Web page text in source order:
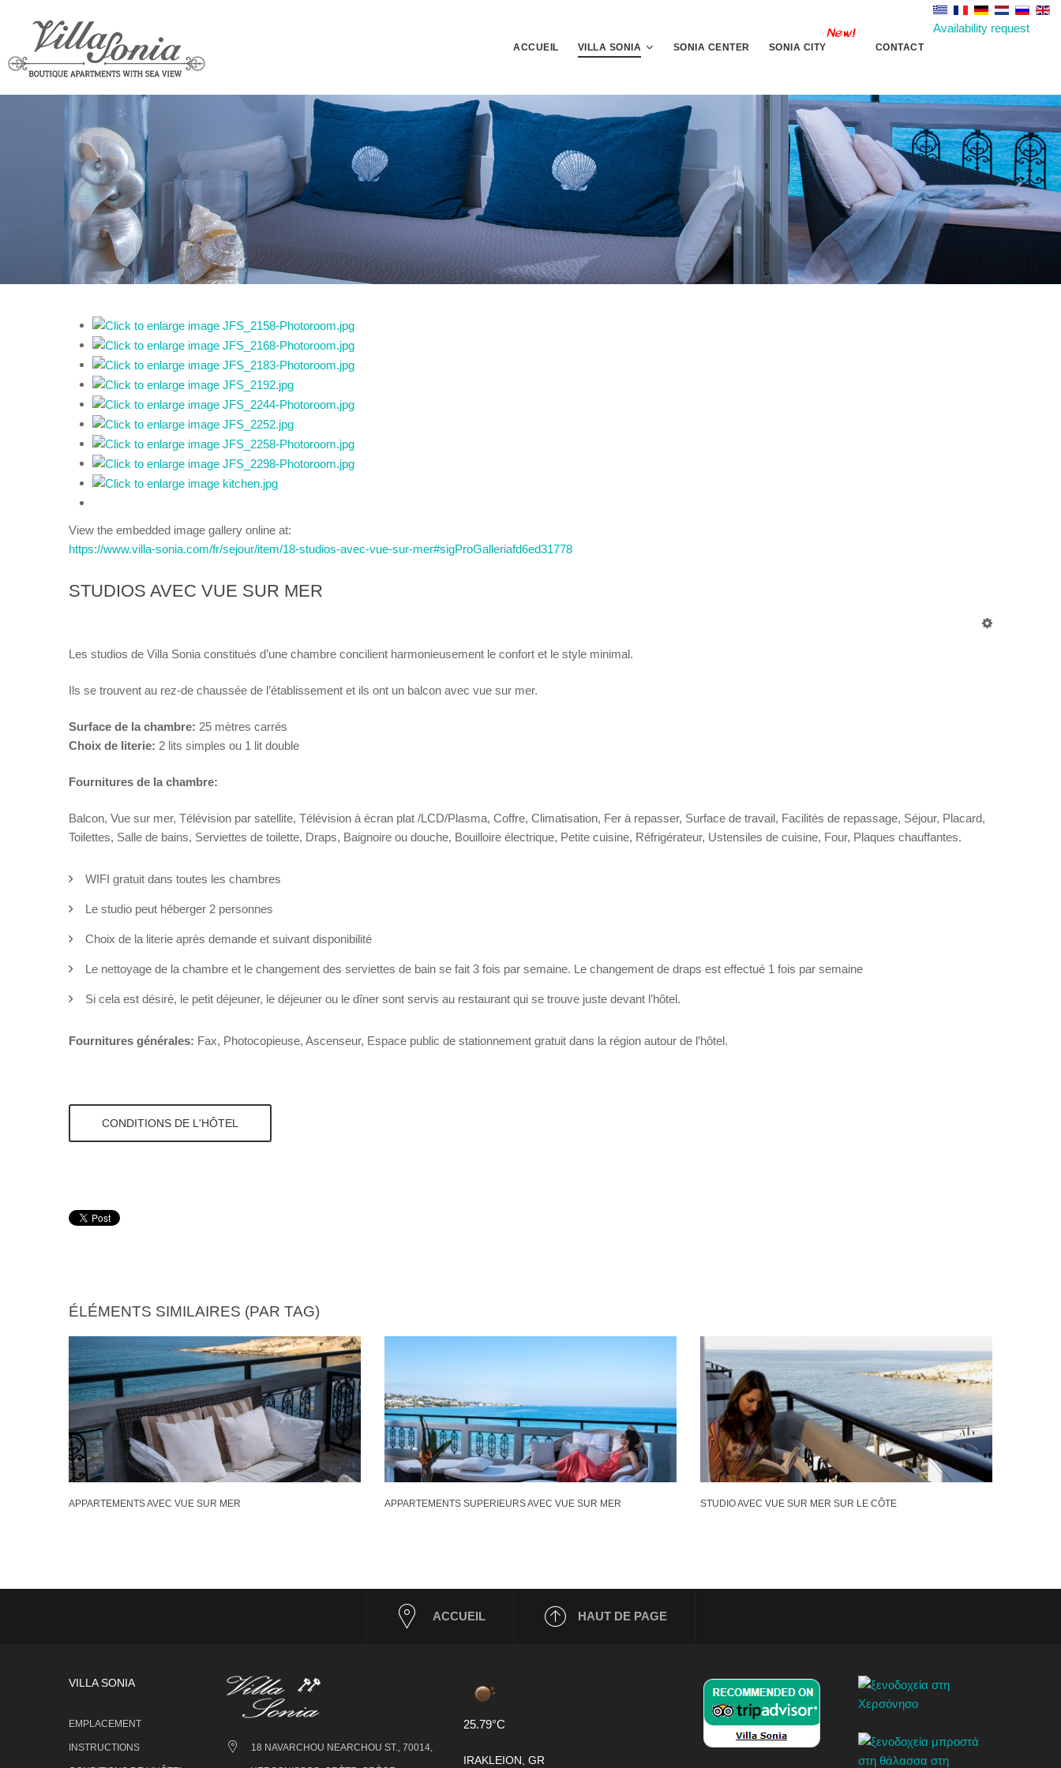
Availability request
ACCUEIL VILLA SONIA SONIA CENTER SONIA CITY CONTACT
View the embedded image gallery online at:
https://www.villa-sonia.com/fr/sejour/item/18-studios-avec-vue-sur-mer#sigProGalleriafd6ed31778
STUDIOS AVEC VUE SUR MER
Les studios de Villa Sonia constitués d’une chambre concilient harmonieusement le confort et le style minimal.
Ils se trouvent au rez-de chaussée de l’établissement et ils ont un balcon avec vue sur mer.
Surface de la chambre: 25 mètres carrés
Choix de literie: 2 lits simples ou 1 lit double
Fournitures de la chambre:
Balcon, Vue sur mer, Télévision par satellite, Télévision à écran plat /LCD/Plasma, Coffre, Climatisation, Fer à repasser, Surface de travail, Facilités de repassage, Séjour, Placard,
Toilettes, Salle de bains, Serviettes de toilette, Draps, Baignoire ou douche, Bouilloire électrique, Petite cuisine, Réfrigérateur, Ustensiles de cuisine, Four, Plaques chauffantes.
WIFI gratuit dans toutes les chambres
Le studio peut héberger 2 personnes
Choix de la literie après demande et suivant disponibilité
Le nettoyage de la chambre et le changement des serviettes de bain se fait 3 fois par semaine. Le changement de draps est effectué 1 fois par semaine
Si cela est désiré, le petit déjeuner, le déjeuner ou le dîner sont servis au restaurant qui se trouve juste devant l’hôtel.
Fournitures générales: Fax, Photocopieuse, Ascenseur, Espace public de stationnement gratuit dans la région autour de l’hôtel.
CONDITIONS DE L'HÔTEL
ÉLÉMENTS SIMILAIRES (PAR TAG)
APPARTEMENTS AVEC VUE SUR MER APPARTEMENTS SUPERIEURS AVEC VUE SUR MER STUDIO AVEC VUE SUR MER SUR LE CÔTE
ACCUEIL HAUT DE PAGE
VILLA SONIA
EMPLACEMENT
INSTRUCTIONS 18 NAVARCHOU NEARCHOU ST., 70014,
25.79°C
IRAKLEION, GR